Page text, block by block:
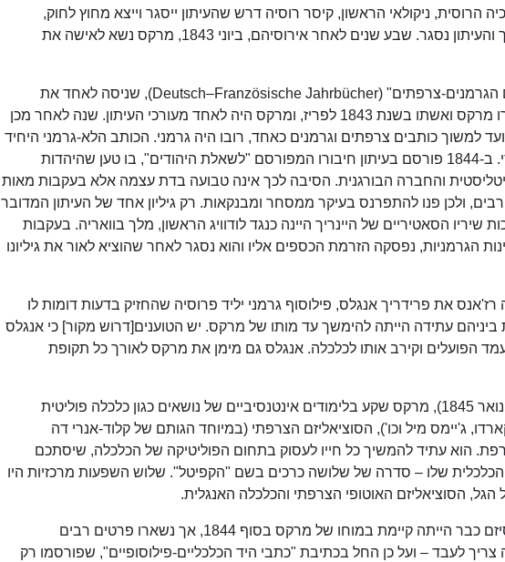
הרוסית, ניקולאי הראשון, קיסר רוסיה דרש שהעיתון ייסגר וייצא מחוץ לחוק,
ובשנת 1843 ממשלת פרוסיה נענתה לכך והעיתון נסגר. שבע שנים לאחר אירוסיהם, ביוני 1843, מרקס נשא לאישה את
בעקבות הקמתו של העיתון "ספרי השנים הגרמנים-צרפתים" (Deutsch–Französische Jahrbücher), שניסה לאחד את
הסוציאליסטים הגרמנים והצרפתים, עקרו מרקס ואשתו בשנת 1843 לפריז, ומרקס היה לאחד מעורכי העיתון. שנה לאחר מכן
למשוך כותבים צרפתים וגרמנים כאחד, רובו היה גרמני. הכותב הלא-גרמני היחיד
היה מיכאיל באקונין, אנרכו-קומוניסט רוסי. ב-1844 פורסם בעיתון חיבורו המפורסם "לשאלת היהודים", בו טען שהיהדות
והחברה הבורגנית. הסיבה לכך אינה טבועה בדת עצמה אלא בעקבות מאות
ולכן פנו להתפרנס בעיקר ממסחר ומבנקאות. רק גיליון אחד של העיתון המדובר
שיריו הסאטיריים של היינריך היינה כנגד לודוויג הראשון, מלך בוואריה. בעקבות
הגרמניות, נפסקה הזרמת הכספים אליו והוא נסגר לאחר שהוציא לאור את גיליונו
דה לה רז'אנס את פרידריך אנגלס, פילוסוף גרמני יליד פרוסיה שהחזיק בדעות דומות לו
ביניהם עתידה הייתה להימשך עד מותו של מרקס. יש הטוענים[דרוש מקור] כי אנגלס
הפועלים וקירב אותו לכלכלה. אנגלס גם מימן את מרקס לאורך כל תקופת
במהלך שהותו בפריז (אוקטובר 1843 – ינואר 1845), מרקס שקע בלימודים אינטנסיביים של נושאים כגון כלכלה פוליטית
ג'יימס מיל וכו'), הסוציאליזם הצרפתי (במיוחד הגותם של קלוד-אנרי דה
הוא עתיד להמשיך כל חייו לעסוק בתחום הפוליטיקה של הכלכלה, שיסתכם
שלו – סדרה של שלושה כרכים בשם "הקפיטל". שלוש השפעות מרכזיות היו
הסוציאליזם האוטופי הצרפתי והכלכלה האנגלית.
אין ספק שהגדרה כללית של זרם המרקסיזם כבר הייתה קיימת במוחו של מרקס בסוף 1844, אך נשארו פרטים רבים
צריך לעבד – ועל כן החל בכתיבת "כתבי היד הכלכליים-פילוסופיים", שפורסמו רק